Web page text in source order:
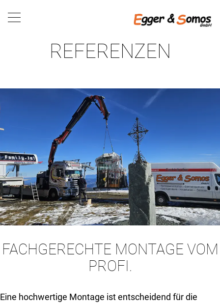
REFERENZEN
FACHGERECHTE MONTAGE VOM
PROFI.
Eine hochwertige Montage ist entscheidend für die